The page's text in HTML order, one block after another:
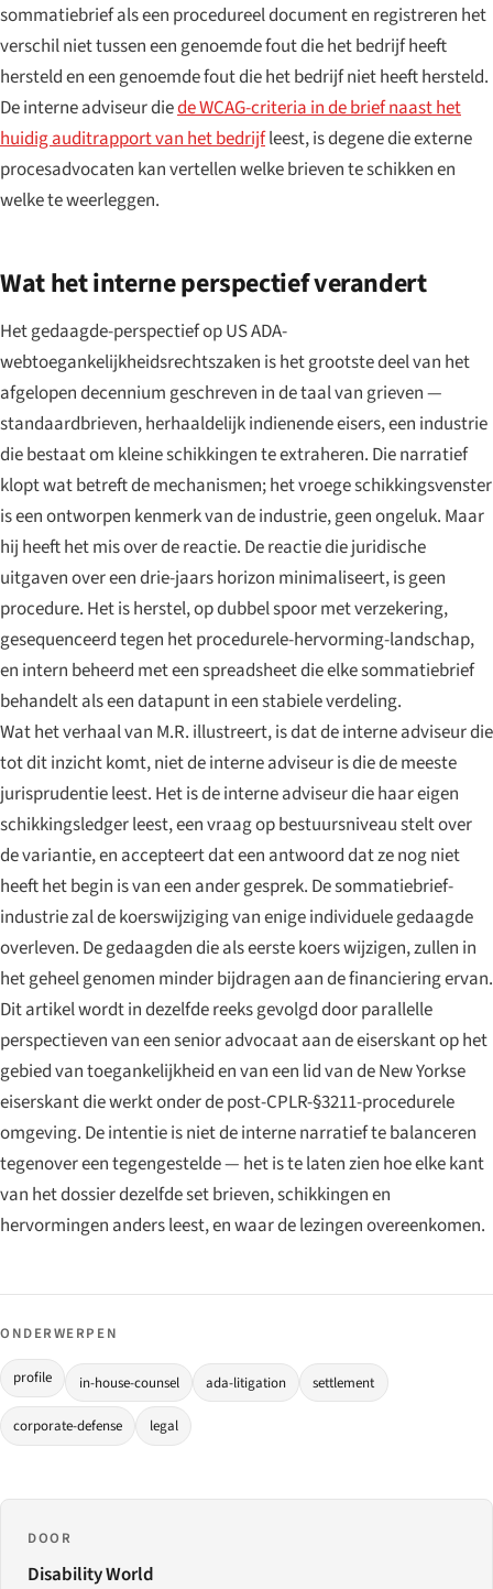
sommatiebrief als een procedureel document en registreren het
verschil niet tussen een genoemde fout die het bedrijf heeft
hersteld en een genoemde fout die het bedrijf niet heeft hersteld.
De interne adviseur diede WCAG-criteria in de brief naast het
huidig auditrapport van het bedrijfleest, is degene die externe
procesadvocaten kan vertellen welke brieven te schikken en
welke te weerleggen.
Wat het interne perspectief verandert
Het gedaagde-perspectief op US ADA-
webtoegankelijkheidsrechtszaken is het grootste deel van het
afgelopen decennium geschreven in de taal van grieven —
standaardbrieven, herhaaldelijk indienende eisers, een industrie
die bestaat om kleine schikkingen te extraheren. Die narratief
klopt wat betreft de mechanismen; het vroege schikkingsvenster
is een ontworpen kenmerk van de industrie, geen ongeluk. Maar
hij heeft het mis over de reactie. De reactie die juridische
uitgaven over een drie-jaars horizon minimaliseert, is geen
procedure. Het is herstel, op dubbel spoor met verzekering,
gesequenceerd tegen het procedurele-hervorming-landschap,
en intern beheerd met een spreadsheet die elke sommatiebrief
behandelt als een datapunt in een stabiele verdeling.
Wat het verhaal van M.R. illustreert, is dat de interne adviseur die
tot dit inzicht komt, niet de interne adviseur is die de meeste
jurisprudentie leest. Het is de interne adviseur die haar eigen
schikkingsledger leest, een vraag op bestuursniveau stelt over
de variantie, en accepteert dat een antwoord dat ze nog niet
heeft het begin is van een ander gesprek. De sommatiebrief-
industrie zal de koerswijziging van enige individuele gedaagde
overleven. De gedaagden die als eerste koers wijzigen, zullen in
het geheel genomen minder bijdragen aan de financiering ervan.
Dit artikel wordt in dezelfde reeks gevolgd door parallelle
perspectieven van een senior advocaat aan de eiserskant op het
gebied van toegankelijkheid en van een lid van de New Yorkse
eiserskant die werkt onder de post-CPLR-§3211-procedurele
omgeving. De intentie is niet de interne narratief te balanceren
tegenover een tegengestelde — het is te laten zien hoe elke kant
van het dossier dezelfde set brieven, schikkingen en
hervormingen anders leest, en waar de lezingen overeenkomen.
ONDERWERPEN
profile in-house-counsel ada-litigation settlement
corporate-defense legal
DOOR
Disability World